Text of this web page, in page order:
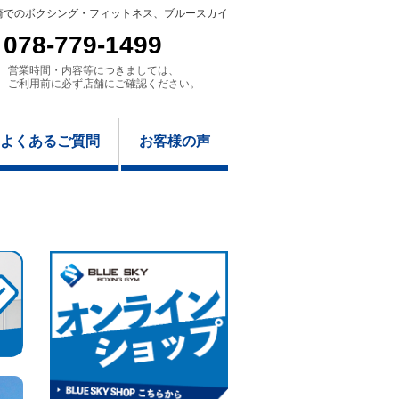
のボクシング・フィットネス、ブルースカイ
078-779-1499
営業時間・内容等につきましては、
ご利用前に必ず店舗にご確認ください。
よくあるご質問 お客様の声